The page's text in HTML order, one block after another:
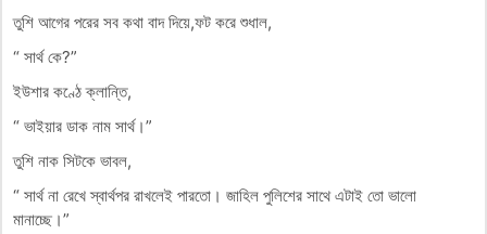
তুশি আগের পরের সব কথা বাদ দিয়ে,ফট করে শুধাল,
“ সার্থ কে?”
ইউশার কণ্ঠে ক্লান্তি,
“ ভাইয়ার ডাক নাম সার্থ।”
তুশি নাক সিটকে ভাবল,
“ সার্থ না রেখে স্বার্থপর রাখলেই পারতো। জাহিল পুলিশের সাথে এটাই তো ভালো
মানাচ্ছে।”